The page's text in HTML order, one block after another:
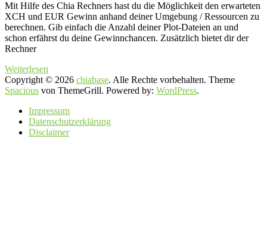
Mit Hilfe des Chia Rechners hast du die Möglichkeit den erwarteten
XCH und EUR Gewinn anhand deiner Umgebung / Ressourcen zu
berechnen. Gib einfach die Anzahl deiner Plot-Dateien an und
schon erfährst du deine Gewinnchancen. Zusätzlich bietet dir der
Rechner
Weiterlesen
Copyright © 2026 chiabase. Alle Rechte vorbehalten. Theme
Spacious von ThemeGrill. Powered by: WordPress.
Impressum
Datenschutzerklärung
Disclaimer